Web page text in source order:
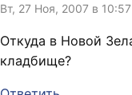
Вт, 27 Ноя, 2007 в 10:57
Откуда в Новой
кладбище?